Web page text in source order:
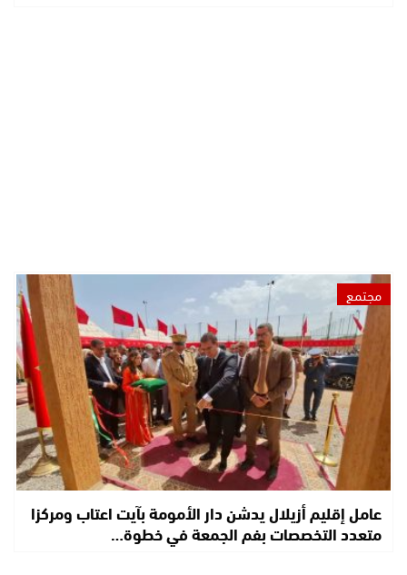
مجتمع
عامل إقليم أزيلال يدشن دار الأمومة بآيت اعتاب ومركزا
متعدد التخصصات بفم الجمعة في خطوة…